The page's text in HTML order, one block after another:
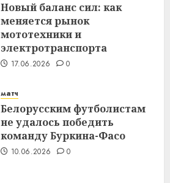
Новый баланс сил: как
меняется рынок
мототехники и
электротранспорта
17.06.2026 0
матч
Белорусским футболистам
не удалось победить
команду Буркина-Фасо
10.06.2026 0